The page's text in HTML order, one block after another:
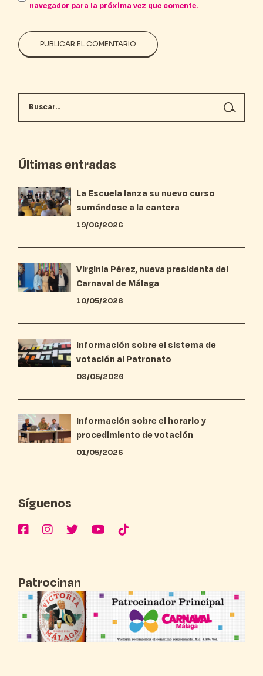
navegador para la próxima vez que comente.
PUBLICAR EL COMENTARIO
Últimas entradas
La Escuela lanza su nuevo curso
sumándose a la cantera
19/06/2026
Virginia Pérez, nueva presidenta del
Carnaval de Málaga
10/05/2026
Información sobre el sistema de
votación al Patronato
08/05/2026
Información sobre el horario y
procedimiento de votación
01/05/2026
Síguenos
Patrocinan